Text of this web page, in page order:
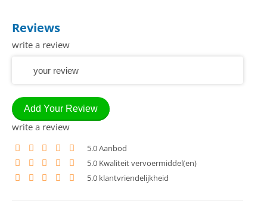
Reviews
write a review
Add Your Review
write a review
5.0 Aanbod
5.0 Kwaliteit vervoermiddel(en)
5.0 klantvriendelijkheid